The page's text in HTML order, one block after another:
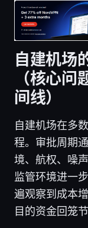
自建机场
（核心
间线）
自建机场在多
程。审批周期
境、航权、噪
监管环境进一
遍观察到成本
目的资金回笼